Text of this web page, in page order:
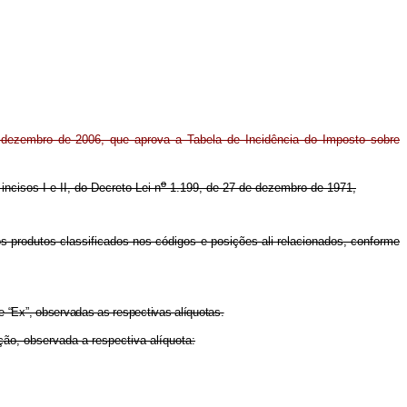
de 2006, que aprova a Tabela de Incidência do Imposto sobre
I e II, do Decreto-Lei no1.199, de 27 de dezembro de 1971,
classificados nos códigos e posições ali relacionados, conforme
observadas as respectivas alíquotas.
observada a respectiva alíquota: